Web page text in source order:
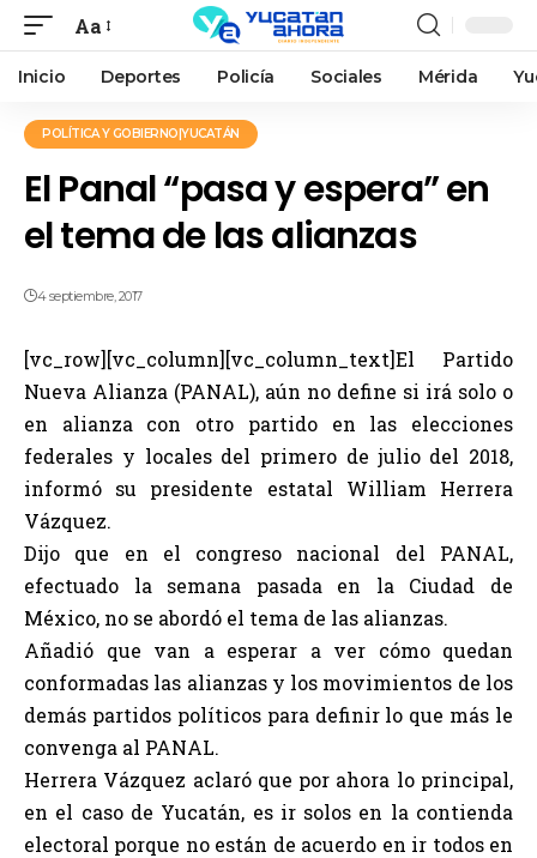
Aa
Inicio Deportes Policía Sociales Mérida
POLÍTICA Y GOBIERNO|YUCATÁN
El Panal “pasa y espera” en
el tema de las alianzas
4 septiembre, 2017
[vc_row][vc_column][vc_column_text]El Partido
Nueva Alianza (PANAL), aún no define si irá solo o
en alianza con otro partido en las elecciones
federales y locales del primero de julio del 2018,
informó su presidente estatal William Herrera
Vázquez.
Dijo que en el congreso nacional del PANAL,
efectuado la semana pasada en la Ciudad de
México, no se abordó el tema de las alianzas.
Añadió que van a esperar a ver cómo quedan
conformadas las alianzas y los movimientos de los
demás partidos políticos para definir lo que más le
convenga al PANAL.
Herrera Vázquez aclaró que por ahora lo principal,
en el caso de Yucatán, es ir solos en la contienda
electoral porque no están de acuerdo en ir todos en